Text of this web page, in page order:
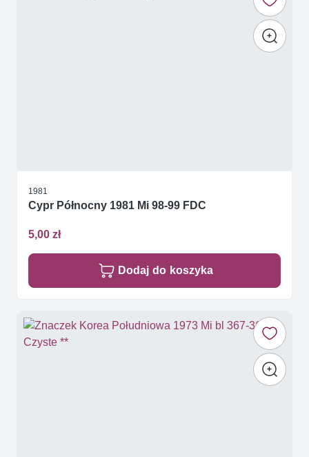
1981
Cypr Północny 1981 Mi 98-99 FDC
5,00 zł
Dodaj do koszyka